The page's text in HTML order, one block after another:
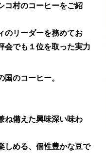
コ村のコーヒーをご紹
のリーダーを務めてお
会でも１位を取った実力
のコーヒー。
ね備えた興味深い味わ
しめる、個性豊かな豆で